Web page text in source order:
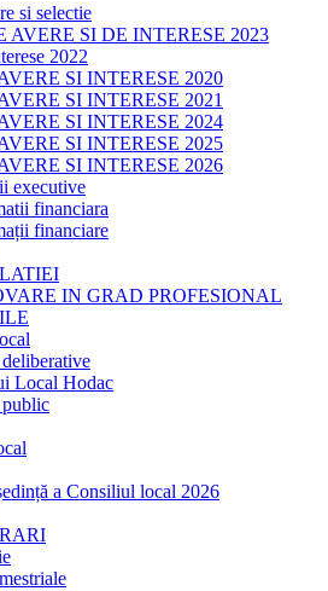
si selectie
SI DE INTERESE 2023
2022
SI INTERESE 2020
SI INTERESE 2021
SI INTERESE 2024
SI INTERESE 2025
SI INTERESE 2026
executive
financiara
financiare
IN GRAD PROFESIONAL
Local Hodac
a Consiliul local 2026